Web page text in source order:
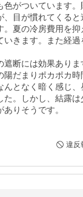
色がついています。
目が慣れてくると
。夏の冷房費用を
いきます。また経
遮断には効果あり
陽だまりポカポカ時
んとなく暗く感じ
た。しかし、結露
りそうです。
違反